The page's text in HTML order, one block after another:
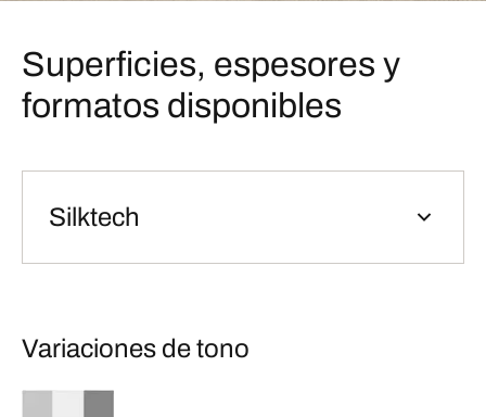
Superficies, espesores y
formatos disponibles
Silktech
Variaciones de tono